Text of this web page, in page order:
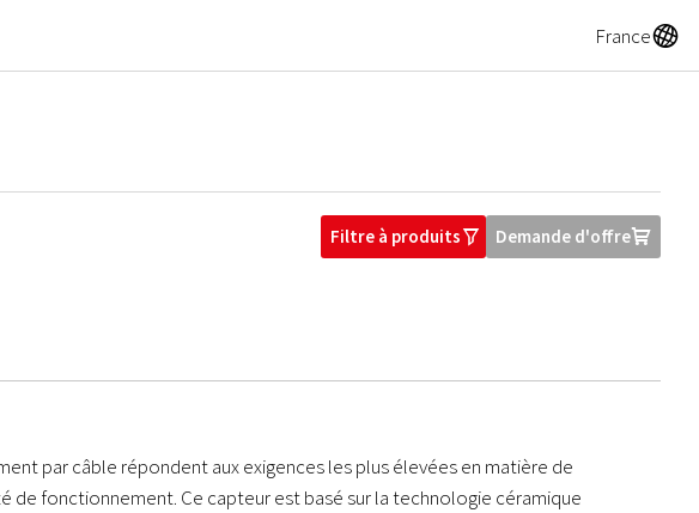
FranceA
Filtre à produitsO Demande d'offreU
par câble répondent aux exigences les plus élevées en matière de
de fonctionnement. Ce capteur est basé sur la technologie céramique